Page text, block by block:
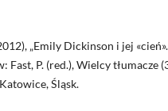
„Emily Dickinson i jej
Fast, P. (red.), Wielcy tłumacze
Śląsk.